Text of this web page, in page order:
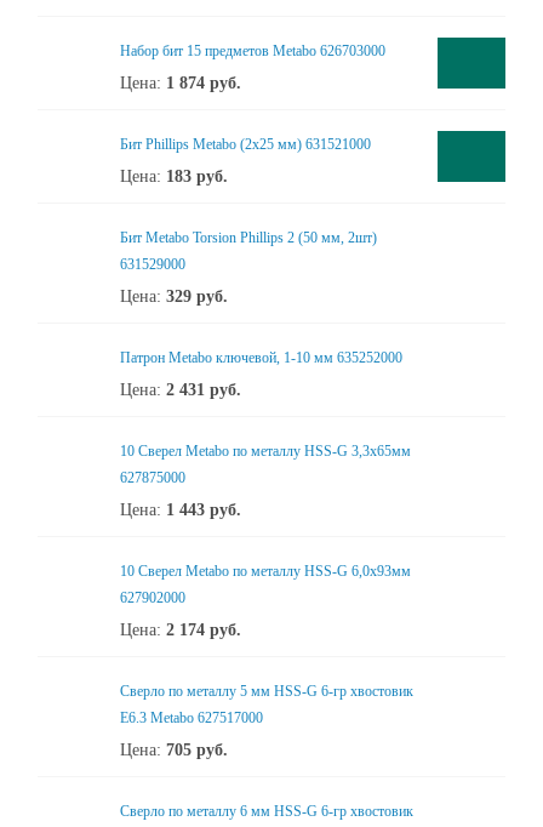
Набор бит 15 предметов Metabo 626703000
Цена: 1 874 руб.
Бит Phillips Metabo (2x25 мм) 631521000
Цена: 183 руб.
Бит Metabo Torsion Phillips 2 (50 мм, 2шт)
631529000
Цена: 329 руб.
Патрон Metabo ключевой, 1-10 мм 635252000
Цена: 2 431 руб.
10 Сверел Metabo по металлу HSS-G 3,3x65мм
627875000
Цена: 1 443 руб.
10 Сверел Metabo по металлу HSS-G 6,0x93мм
627902000
Цена: 2 174 руб.
Сверло по металлу 5 мм HSS-G 6-гр хвостовик
Е6.3 Metabo 627517000
Цена: 705 руб.
Сверло по металлу 6 мм HSS-G 6-гр хвостовик